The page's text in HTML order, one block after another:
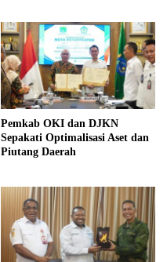
Pemkab OKI dan DJKN
Sepakati Optimalisasi Aset dan
Piutang Daerah